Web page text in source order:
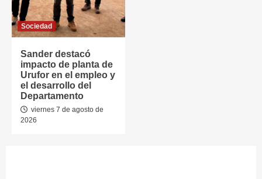
Sociedad
Sander destacó
impacto de planta de
Urufor en el empleo y
el desarrollo del
Departamento
viernes 7 de agosto de
2026